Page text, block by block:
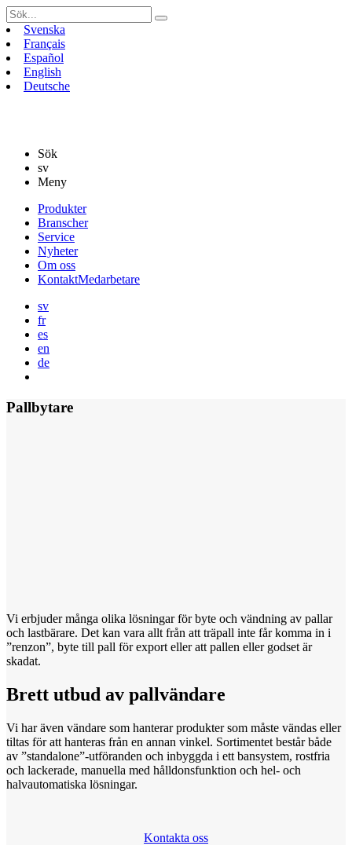
Sök
efter:Svenska
Français
Español
English
Deutsche
Sök
sv
Meny
vidare
innehåll
Produkter
Branscher
Service
Nyheter
Om oss
KontaktMedarbetare
sv
fr
es
en
de
Pallbytare
Vi erbjuder många olika lösningar för byte och vändning av pallar
och lastbärare. Det kan vara allt från att träpall inte får komma in i
”renzon”, byte till pall för export eller att pallen eller godset är
skadat.
Brett utbud av pallvändare
Vi har även vändare som hanterar produkter som måste vändas eller
tiltas för att hanteras från en annan vinkel. Sortimentet består både
av ”standalone”-utföranden och inbyggda i ett bansystem, rostfria
och lackerade, manuella med hålldonsfunktion och hel- och
halvautomatiska lösningar.
Kontakta oss